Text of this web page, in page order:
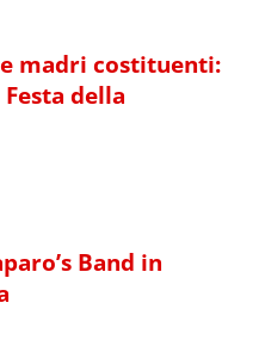
madri costituenti:
della
Band in